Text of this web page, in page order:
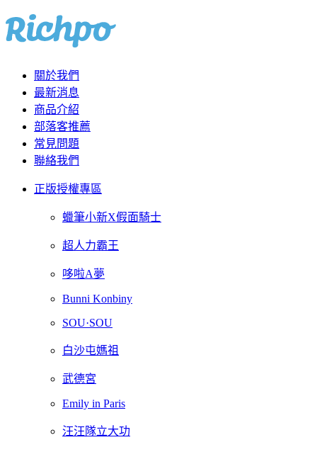
關於我們
最新消息
商品介紹
部落客推薦
常見問題
聯絡我們
正版授權專區
蠟筆小新X假面騎士
超人力霸王
哆啦A夢
Bunni Konbiny
SOU·SOU
白沙屯媽祖
武德宮
Emily in Paris
汪汪隊立大功